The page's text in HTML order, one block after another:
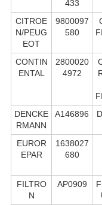
433
CITROE
N/PEUG
EOT
9800097
580
CONTIN
ENTAL
2800020
4972
DENCKE
RMANN
A146896
EUROR
EPAR
1638027
680
FILTRO
N
AP0909